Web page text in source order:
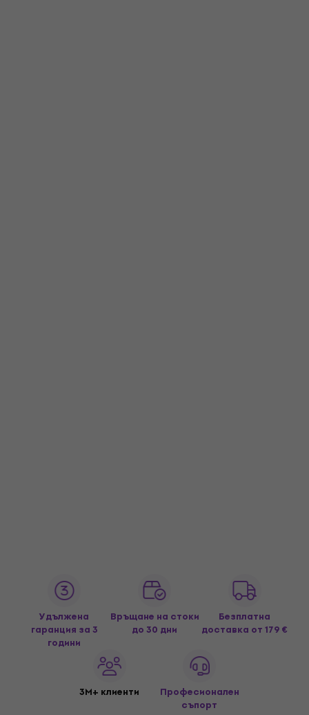
Удължена
гаранция за 3
години
Връщане на стоки
до 30 дни
Безплатна
доставка от 179 €
3M+ клиенти
Професионален
съпорт